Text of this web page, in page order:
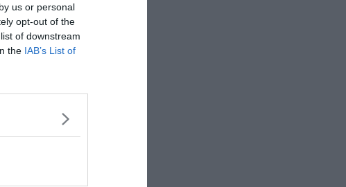
us or personal
opt-out of the
of downstream
the IAB’s List of